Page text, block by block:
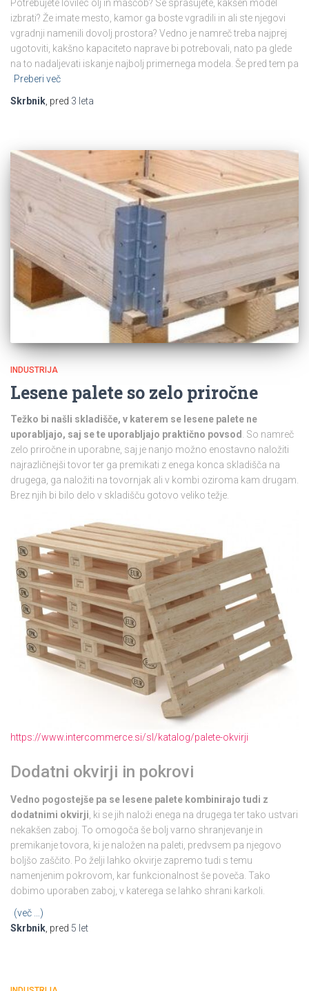
Potrebujete lovilec olj in maščob? Se sprašujete, kakšen model
izbrati? Že imate mesto, kamor ga boste vgradili in ali ste njegovi
vgradnji namenili dovolj prostora? Vedno je namreč treba najprej
ugotoviti, kakšno kapaciteto naprave bi potrebovali, nato pa glede
na to nadaljevati iskanje najbolj primernega modela. Še pred tem pa
Preberi več
Skrbnik, pred 3 leta
INDUSTRIJA
Lesene palete so zelo priročne
Težko bi našli skladišče, v katerem se lesene palete ne
uporabljajo, saj se te uporabljajo praktično povsod
. So namreč
zelo priročne in uporabne, saj je nanjo možno enostavno naložiti
najrazličnejši tovor ter ga premikati z enega konca skladišča na
drugega, ga naložiti na tovornjak ali v kombi oziroma kam drugam.
Brez njih bi bilo delo v skladišču gotovo veliko težje.
https://www.intercommerce.si/sl/katalog/palete-okvirji
Dodatni okvirji in pokrovi
Vedno pogostejše pa se lesene palete kombinirajo tudi z
dodatnimi okvirji , ki se jih naloži enega na drugega ter tako ustvari
nekakšen zaboj. To omogoča še bolj varno shranjevanje in
premikanje tovora, ki je naložen na paleti, predvsem pa njegovo
boljšo zaščito. Po želji lahko okvirje zapremo tudi s temu
namenjenim pokrovom, kar funkcionalnost še poveča. Tako
dobimo uporaben zaboj, v katerega se lahko shrani karkoli.
(več …)
Skrbnik , pred 5 let